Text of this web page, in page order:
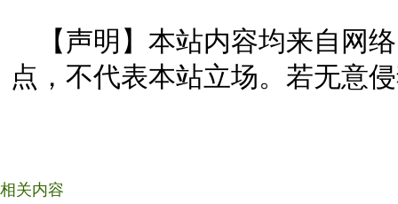
【声明】本站内容均来自网
点，不代表本站立场。若无意
相关内容